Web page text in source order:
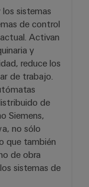
sistemas
de control
Activan
y
reduce los
de trabajo.
de
Siemens,
no sólo
que también
de obra
sistemas de